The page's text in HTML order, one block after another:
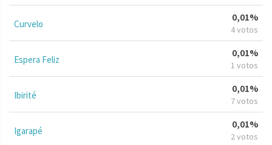
Curvelo
0,01%
4 votos
Espera Feliz
0,01%
1 votos
Ibirité
0,01%
7 votos
Igarapé
0,01%
2 votos